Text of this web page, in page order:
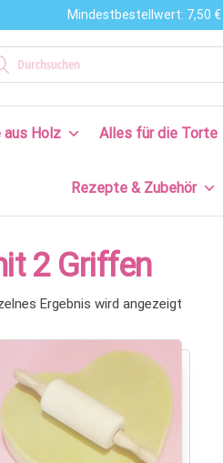
Mindestbestellwert: 7,50 €
search
aus Holz Alles für die Torte
Rezepte & Zubehör
2 Griffen
Ergebnis wird angezeigt